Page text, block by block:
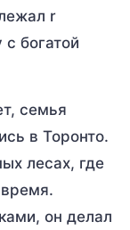
r
богатой
семья
в Торонто.
лесах, где
он делал